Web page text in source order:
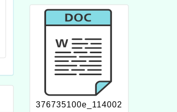
376735100e_114002